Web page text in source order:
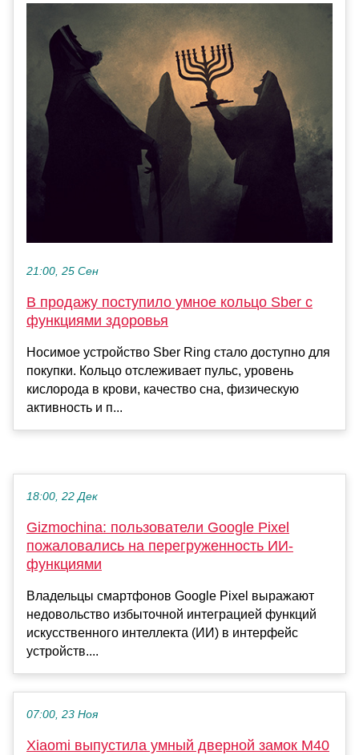
21:00, 25 Сен
В продажу поступило умное кольцо Sber с
функциями здоровья
Носимое устройство Sber Ring стало доступно для
покупки. Кольцо отслеживает пульс, уровень
кислорода в крови, качество сна, физическую
активность и п...
18:00, 22 Дек
Gizmochina: пользователи Google Pixel
пожаловались на перегруженность ИИ-
функциями
Владельцы смартфонов Google Pixel выражают
недовольство избыточной интеграцией функций
искусственного интеллекта (ИИ) в интерфейс
устройств....
07:00, 23 Ноя
Xiaomi выпустила умный дверной замок M40